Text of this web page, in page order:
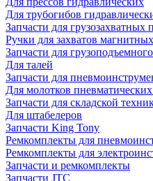
Для трубогибов
Запчасти для грузозахватных
Ручки для захватов
Запчасти для
Для талей
Запчасти для
Для молотков
Запчасти для складской
Для штабелеров
Запчасти King Tony
Ремкомплекты для
Ремкомплекты для
Запчасти и ремкомплекты
Запчасти JTC